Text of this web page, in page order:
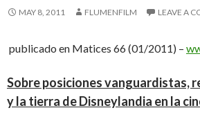
MAY 8, 2011 FLUMENFILM LEAVE A
publicado en Matices 66 (01/2011) –
Sobre posiciones vanguardistas,
y la tierra de Disneylandia en la